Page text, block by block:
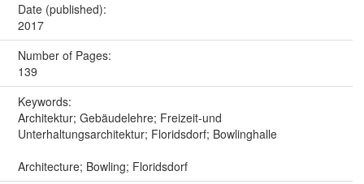
Date (published):
2017
Number of Pages:
139
Keywords:
Architektur; Gebäudelehre; Freizeit-und
Unterhaltungsarchitektur; Floridsdorf; Bowlinghalle
Architecture; Bowling; Floridsdorf